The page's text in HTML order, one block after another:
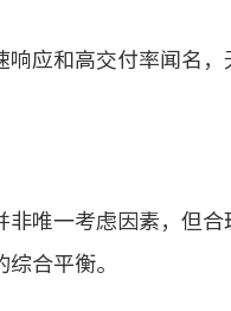
和高交付率闻名，
一考虑因素，但合
合平衡。